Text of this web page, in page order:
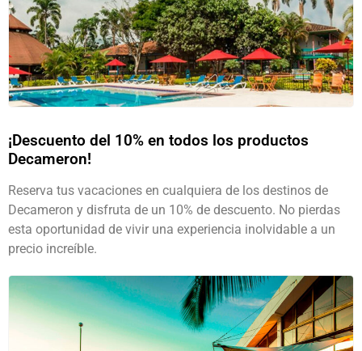
¡Descuento del 10% en todos los productos
Decameron!
Reserva tus vacaciones en cualquiera de los destinos de
Decameron y disfruta de un 10% de descuento. No pierdas
esta oportunidad de vivir una experiencia inolvidable a un
precio increíble.